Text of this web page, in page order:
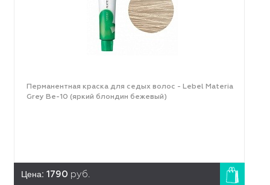
Перманентная краска для седых волос - Lebel Materia
Grey Be-10 (яркий блондин бежевый)
Цена: 1790 руб.